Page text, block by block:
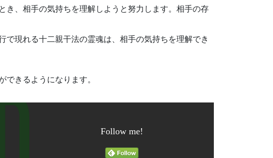
き、相手の気持ちを理解しようと努力します。相手の存
で現れる十二親干法の霊魂は、相手の気持ちを理解でき
できるようになります。
Follow me!